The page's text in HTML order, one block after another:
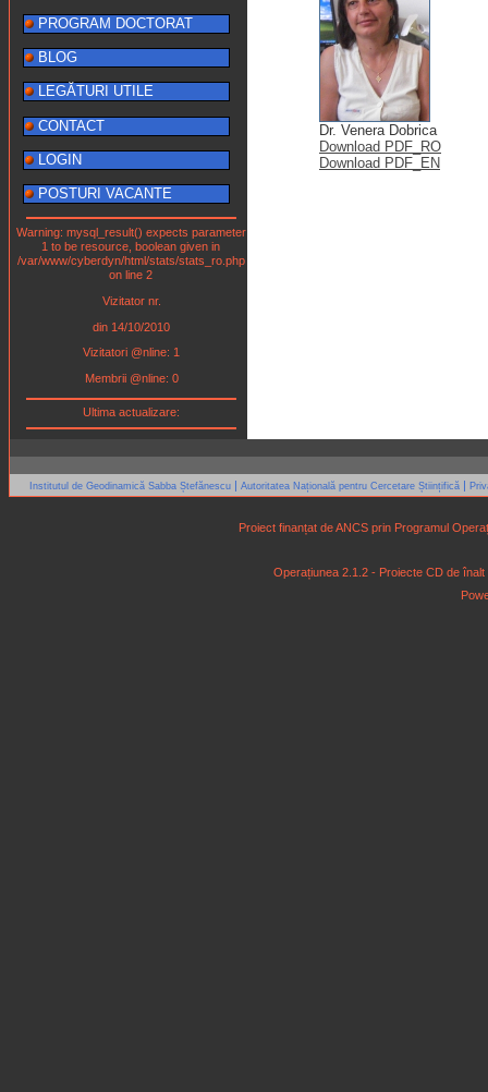
PROGRAM DOCTORAT
BLOG
LEGĂTURI UTILE
CONTACT
LOGIN
POSTURI VACANTE
Warning: mysql_result() expects parameter
1 to be resource, boolean given in
/var/www/cyberdyn/html/stats/stats_ro.php
on line 2
Vizitator nr.
din 14/10/2010
Vizitatori @nline: 1
Membrii @nline: 0
Ultima actualizare:
Dr. Venera Dobrica
Download PDF_RO
Download PDF_EN
Institutul de Geodinamică Sabba Ștefănescu | Autoritatea Națională pentru Cercetare Științifică |
Proiect finanțat de ANCS prin Programul
Operațiunea 2.1.2 - Proiecte CD de